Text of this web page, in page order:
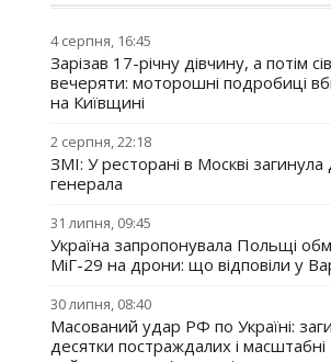
4 серпня, 16:45
Зарізав 17-річну дівчину, а потім сів
вечеряти: моторошні подробиці
на Київщині
2 серпня, 22:18
ЗМІ: У ресторані в Москві загинула
генерала
31 липня, 09:45
Україна запропонувала Польщі
МіГ-29 на дрони: що відповіли у
30 липня, 08:40
Масований удар РФ по Україні:
десятки постраждалих і масштабні